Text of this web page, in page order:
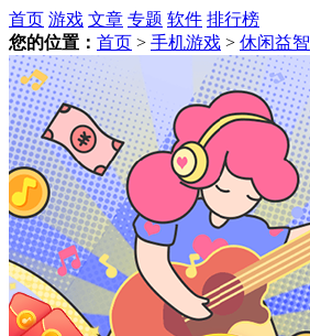
首页 游戏 文章 专题 软件 排行榜
您的位置： 首页 > 手机游戏 > 休闲益智